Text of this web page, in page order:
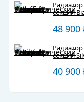
секций
48 900
секций
40 900